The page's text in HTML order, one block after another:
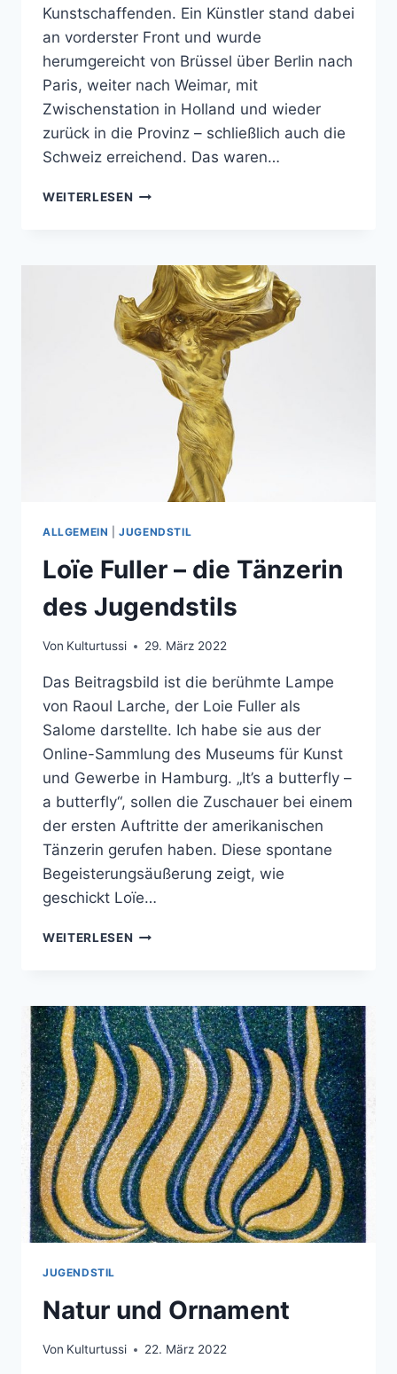
Kunstschaffenden. Ein Künstler stand dabei
an vorderster Front und wurde
herumgereicht von Brüssel über Berlin nach
Paris, weiter nach Weimar, mit
Zwischenstation in Holland und wieder
zurück in die Provinz – schließlich auch die
Schweiz erreichend. Das waren…
WEITERLESEN HENRY
ALLGEMEIN |JUGENDSTIL
Loïe Fuller – die Tänzerin
des Jugendstils
Von Kulturtussi 29. März 2022
Das Beitragsbild ist die berühmte Lampe
von Raoul Larche, der Loie Fuller als
Salome darstellte. Ich habe sie aus der
Online-Sammlung des Museums für Kunst
und Gewerbe in Hamburg. „It’s a butterfly –
a butterfly“, sollen die Zuschauer bei einem
der ersten Auftritte der amerikanischen
Tänzerin gerufen haben. Diese spontane
Begeisterungsäußerung zeigt, wie
geschickt Loïe…
WEITERLESEN LOÏE
TÄNZERIN
DES
JUGENDSTILS
JUGENDSTIL
Natur und Ornament
Von Kulturtussi 22. März 2022